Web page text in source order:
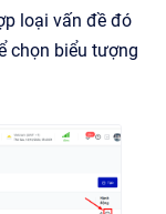
loại vấn đề đó
chọn biểu tượng